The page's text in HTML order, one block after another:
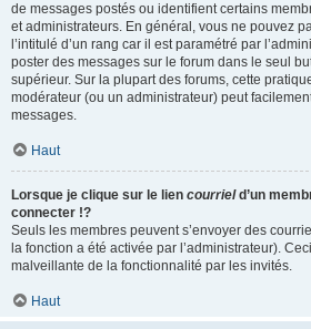
de messages postés ou identifient certains
et administrateurs. En général, vous ne pouvez
l’intitulé d’un rang car il est paramétré par
poster des messages sur le forum dans le seul
supérieur. Sur la plupart des forums, cette
modérateur (ou un administrateur) peut
messages.
Haut
Lorsque je clique sur le lien courrield’un
connecter !?
Seuls les membres peuvent s’envoyer des
la fonction a été activée par l’administrateur).
malveillante de la fonctionnalité par les invités.
Haut